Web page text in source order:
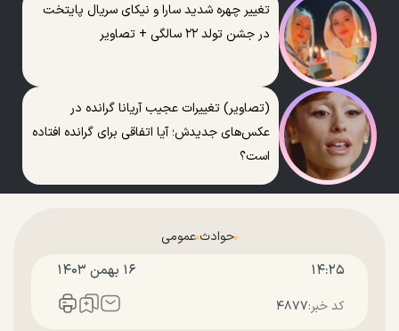
تغییر چهره شدید سارا و نیکای سریال پایتخت
در جشن تولد ۲۲ سالگی + تصاویر
(تصاویر) تغییرات عجیب آریانا گرانده در
عکس‌های جدیدش؛ آیا اتفاقی برای گرانده افتاده
است؟
حوادث عمومی
۱۴:۲۵ ۱۶ بهمن ۱۴۰۳
کد خبر:۴۸۷۷